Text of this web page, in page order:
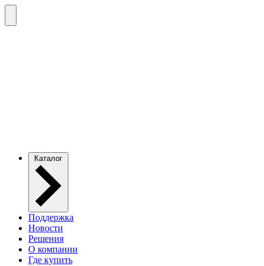
Каталог
Поддержка
Новости
Решения
О компании
Где купить